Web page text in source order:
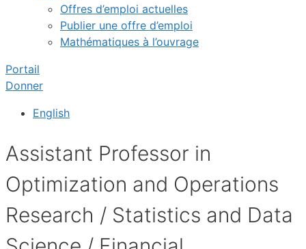
Offres d’emploi actuelles
Publier une offre d’emploi
Mathématiques à l’ouvrage
Portail
Donner
English
Assistant Professor in
Optimization and Operations
Research / Statistics and Data